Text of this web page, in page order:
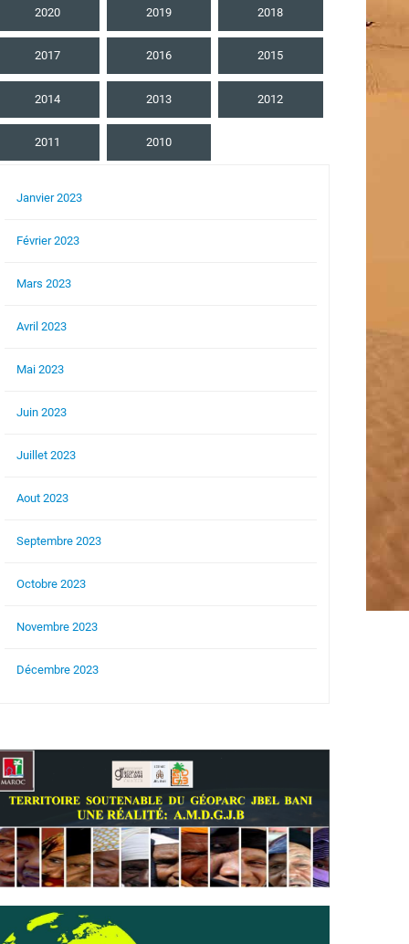
2020 2019 2018
2017 2016 2015
2014 2013 2012
2011 2010
Janvier 2023
Février 2023
Mars 2023
Avril 2023
Mai 2023
Juin 2023
Juillet 2023
Aout 2023
Septembre 2023
Octobre 2023
Novembre 2023
Décembre 2023